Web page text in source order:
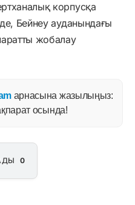
корпусқа
Бейнеу ауданындағы
жобалау
арнасына жазылыңыз:
осында!
0